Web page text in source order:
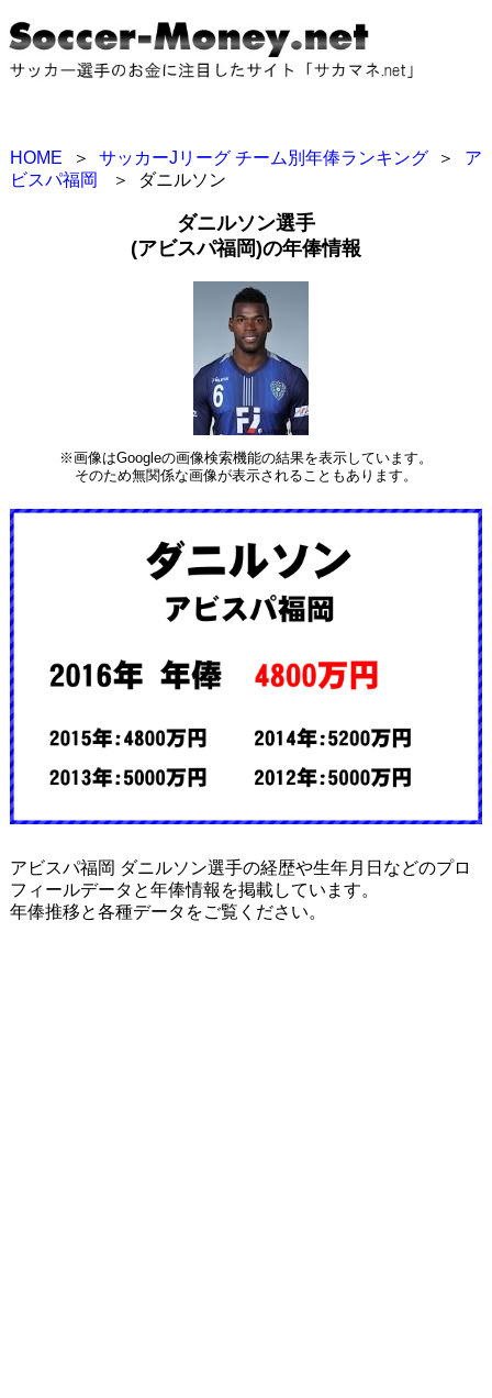
HOME ＞ サッカーJリーグ チーム別年俸ランキング ＞
ア
ビスパ福岡
＞ ダニルソン
ダニルソン選手
(アビスパ福岡)の年俸情報
※画像はGoogleの画像検索機能の結果を表示しています。
そのため無関係な画像が表示されることもあります。
アビスパ福岡 ダニルソン選手の経歴や生年月日などのプロ
フィールデータと年俸情報を掲載しています。
年俸推移と各種データをご覧ください。